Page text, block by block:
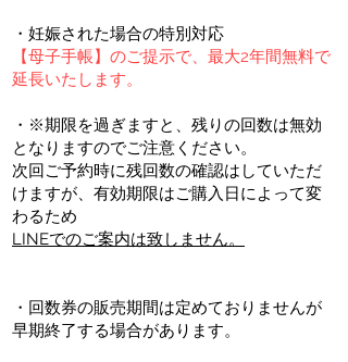
・妊娠された場合の特別対応
【母子手帳】のご提示で、最大2年間無料で
延長いたします。
​・※期限を過ぎますと、残りの回数は無効
となりますのでご注意ください。
次回ご予約時に残回数の確認はしていただ
けますが、有効期限はご購入日によって変
わるため
LINEでのご案内は致しません。
・回数券の販売期間は定めておりませんが
早期終了する場合があります。